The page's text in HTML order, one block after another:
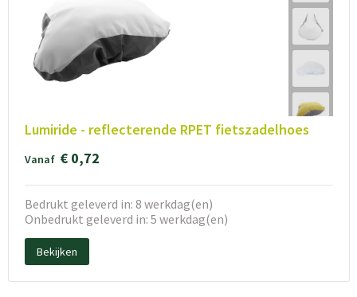
Lumiride - reflecterende RPET fietszadelhoes
Vanaf € 0,72
Bedrukt geleverd in: 8 werkdag(en)
Onbedrukt geleverd in: 5 werkdag(en)
Bekijken